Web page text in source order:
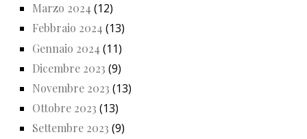
Marzo 2024 (12)
Febbraio 2024 (13)
Gennaio 2024 (11)
Dicembre 2023 (9)
Novembre 2023 (13)
Ottobre 2023 (13)
Settembre 2023 (9)